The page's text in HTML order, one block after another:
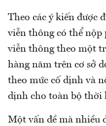
Theo các ý kiến được
viễn thông có thể
viễn thông theo một
hàng năm trên cơ sở
theo mức cố dịnh và
dịnh cho toàn bộ thời
Một vấn đề mà nhiều